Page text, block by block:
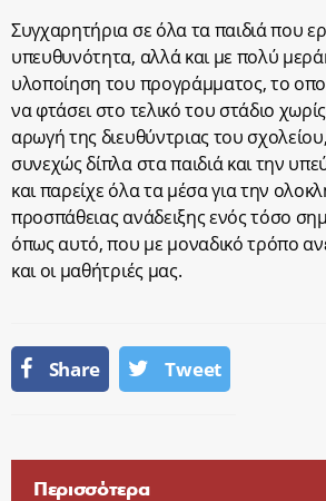
Συγχαρητήρια σε όλα τα παιδιά που
υπευθυνότητα, αλλά και με πολύ
υλοποίηση του προγράμματος, το
να φτάσει στο τελικό του στάδιο
αρωγή της διευθύντριας του
συνεχώς δίπλα στα παιδιά και την
και παρείχε όλα τα μέσα για την
προσπάθειας ανάδειξης ενός τόσο
όπως αυτό, που με μοναδικό τρόπο
και οι μαθήτριές μας.
Share Tweet
Περισσότερα